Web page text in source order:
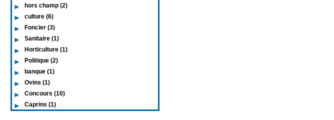
hors champ (2)
culture (6)
Foncier (3)
Sanitaire (1)
Horticulture (1)
Politique (2)
banque (1)
Ovins (1)
Concours (10)
Caprins (1)